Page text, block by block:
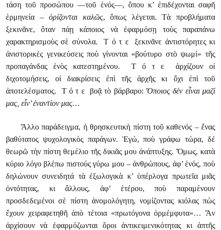
τάση τοῦ προσώπου —τοῦ ἑνός—, ὅπου κ’ ἐπιδέχονται σαφῆ
ἑρμηνεία –ὁρίζονται καλῶς, ὅπως λέγεται. Τὰ προβλήματα
ξεκινᾶνε, ὅταν πάῃ κάποιος νὰ ἐφαρμόσῃ τοὺς παραπάνω
χαρακτηρισμοὺς σὲ σύνολα. Τ ό τ ε ξεκινᾶνε ἀντιστόρητες κι
ἀνιστορικὲς γενικεύσεις ποὺ γίνονται «βούτυρο στὸ ψωμί» τῆς
προπαγάνδας ἑνὸς κατεστημένου. Τ ό τ ε ἀρχίζουν οἱ
διχοτομήσεις, οἱ διακρίσεις ἐπὶ τῆς ἀρχῆς κι ὄχι ἐπὶ τοῦ
ἀποτελέσματος. Τ ό τ ε βοᾷ τὸ βάρβαρο:Ὅποιος δέν εἶναι μαζί
μας, εἶν’ ἐναντίον μας…
Ἄλλο παράδειγμα, ἡ θρησκευτικὴ πίστη τοῦ καθενός – ἕνας
βαθύτατος ψυχολογικὸς παράγων. Ἐγώ, ποὺ γράφω τώρα, δέ
θεωρῶ τὴν πίστη θεμέλιο τῆς δικιᾶς μου ἀνάπτυξης. Ὅμως, κατὰ
κύριο λόγο βλέπω πιστούς γύρω μου – ἀνθρώπους, ἀφ’ ἑνός, ποὺ
δηλώνουν συνειδητά τὰ ἐξωλογικὰ κ’ ὑπέρλογα πρωτεῖα μιᾶς
ὀντότητας, κι ἄλλους, ἀφ’ ἑτέρου, ποὺ παραμένουν
προσδεδεμένοι σὲ πίστη ἀνομολόγητη, νομίζοντας κιόλας πὼς
ἔχουν χειραφετηθῆ ἀπὸ τέτοια «πρωτόγονα ὁρμέμφυτα»… Ἂν
ἀρχίσουν νὰ ἐφαρμόζωνται ὅροι ἀντικειμενικότητας κι ἀπτῆς